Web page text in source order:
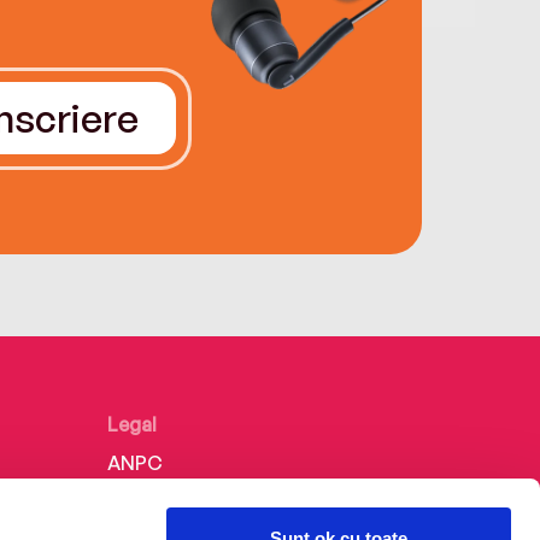
Legal
ANPC
Politica de confidențialitate